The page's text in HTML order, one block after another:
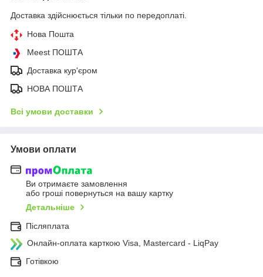
Доставка здійснюється тільки по передоплаті.
Нова Пошта
Meest ПОШТА
Доставка кур'єром
НОВА ПОШТА
Всі умови доставки
Умови оплати
Ви отримаєте замовлення
або гроші повернуться на вашу картку
Детальніше
Післяплата
Онлайн-оплата карткою Visa, Mastercard - LiqPay
Готівкою